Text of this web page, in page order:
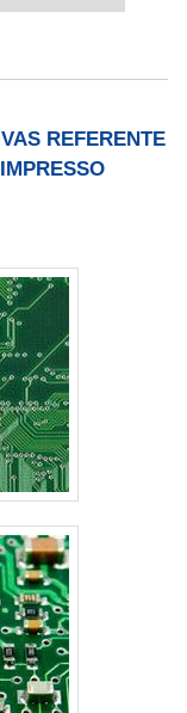
REFERENTE